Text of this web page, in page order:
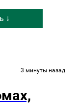
↓
3 минуты назад